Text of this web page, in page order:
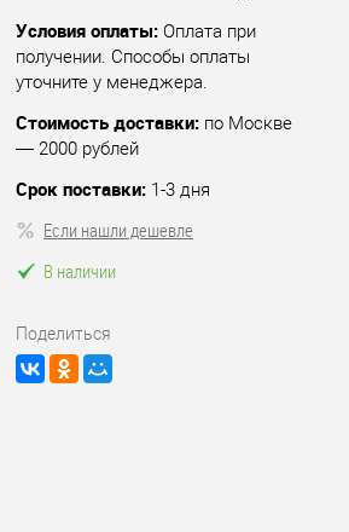
Условия оплаты: Оплата при
получении. Способы оплаты
уточните у менеджера.
Стоимость доставки: по Москве
— 2000 рублей
Срок поставки: 1-3 дня
Если нашли дешевле
В наличии
Поделиться